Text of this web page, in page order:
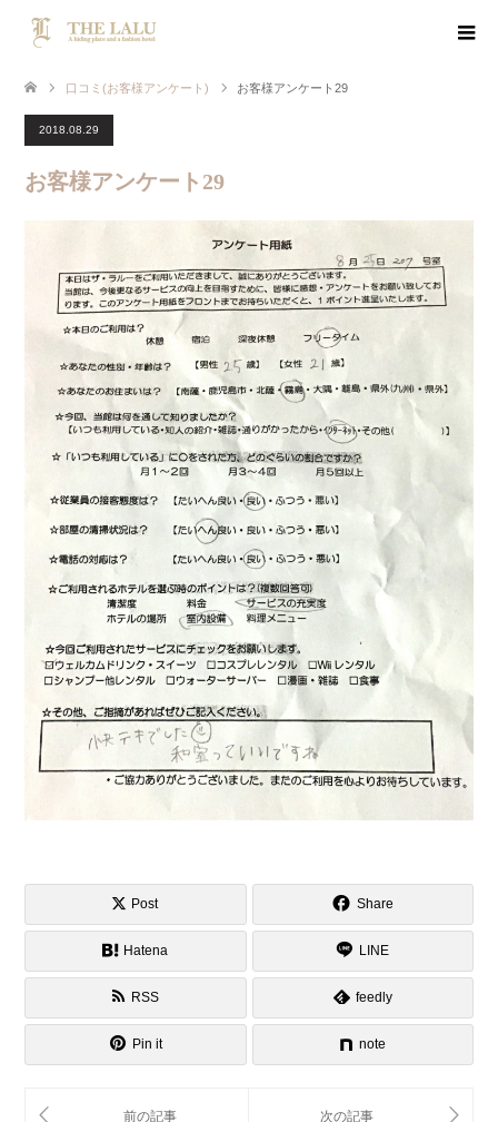
口コミ(お客様アンケート) お客様アンケート29
2018.08.29
お客様アンケート29
Post Share
Hatena LINE
RSS feedly
Pin it note